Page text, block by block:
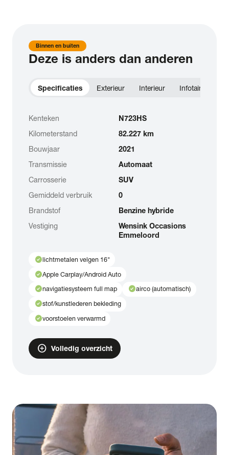
Binnen en buiten
Deze is anders dan anderen
Specificaties Exterieur Interieur Infotainment
Kenteken
N723HS
Kilometerstand
82.227 km
Bouwjaar
2021
Transmissie
Automaat
Carrosserie
SUV
Gemiddeld verbruik
0
Brandstof
Benzine hybride
Vestiging
Wensink Occasions
Emmeloord
check_circlelichtmetalen velgen 16"
check_circleApple Carplay/Android Auto
check_circlenavigatiesysteem full map check_circleairco (automatisch)
check_circlestof/kunstlederen bekleding
check_circlevoorstoelen verwarmd
add_circle Volledig overzicht